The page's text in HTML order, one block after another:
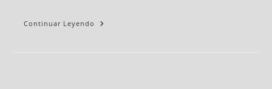
Continuar Leyendo